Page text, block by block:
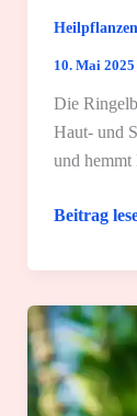
Heilpflanzen
10. Mai 2025
Die
Haut- und
und hemmt
und
3
besten
Beitrag